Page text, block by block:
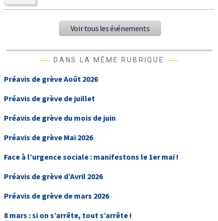
Voir tous les événements
DANS LA MÊME RUBRIQUE
Préavis de grève Août 2026
Préavis de grève de juillet
Préavis de grève du mois de juin
Préavis de grève Mai 2026
Face à l’urgence sociale : manifestons le 1er mai !
Préavis de grève d’Avril 2026
Préavis de grève de mars 2026
8 mars : si on s’arrête, tout s’arrête !